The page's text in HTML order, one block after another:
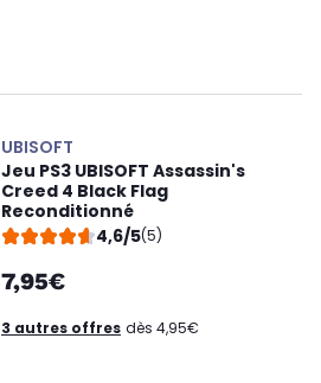
UBISOFT
Jeu PS3 UBISOFT Assassin's
Creed 4 Black Flag
Reconditionné
4,6/5(5)
7,95€
3 autres offres dès 4,95€